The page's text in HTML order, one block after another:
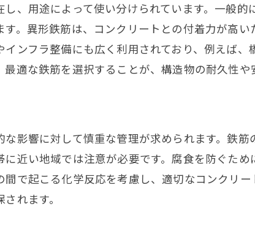
サプライヤー選定のポイ
鉄筋の保管と取り扱い
初心者必見！鉄筋施工現場で
現場の安全ルール
鉄筋の取り扱いにおける
、用途によって使い分けられています。一般
。異形鉄筋は、コンクリートとの付着力が高
ンフラ整備にも広く利用されており、例えば
適な鉄筋を選択することが、構造物の耐久性や
影響に対して慎重な管理が求められます。鉄
近い地域では注意が必要です。腐食を防ぐた
間で起こる化学反応を考慮し、適切なコンクリ
れます。